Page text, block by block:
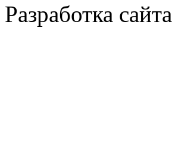
Разработка сайта